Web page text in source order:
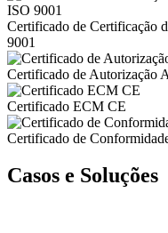
Certificado de Certificação
9001
Certificado de Autorização
Certificado ECM CE
Certificado de
Casos e Soluções